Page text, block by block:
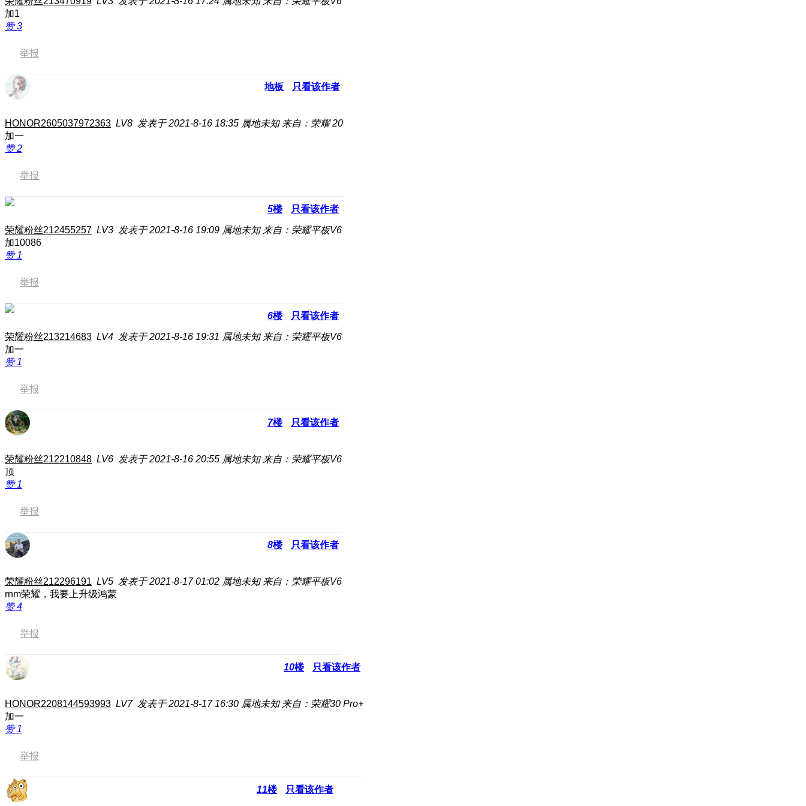
加1
赞3
举报
地板 只看该作者
HONOR2605037972363 LV8 发表于 2021-8-16 18:35 属地未知 来自：荣耀 20
加一
赞2
举报
5楼 只看该作者
荣耀粉丝212455257 LV3 发表于 2021-8-16 19:09 属地未知 来自：荣耀平板V6
加10086
赞1
举报
6楼 只看该作者
荣耀粉丝213214683 LV4 发表于 2021-8-16 19:31 属地未知 来自：荣耀平板V6
加一
赞1
举报
7楼 只看该作者
荣耀粉丝212210848 LV6 发表于 2021-8-16 20:55 属地未知 来自：荣耀平板V6
顶
赞1
举报
8楼 只看该作者
荣耀粉丝212296191 LV5 发表于 2021-8-17 01:02 属地未知 来自：荣耀平板V6
rnm荣耀，我要上升级鸿蒙
赞4
举报
10楼 只看该作者
HONOR2208144593993 LV7 发表于 2021-8-17 16:30 属地未知 来自：荣耀30 Pro+
加一
赞1
举报
11楼 只看该作者